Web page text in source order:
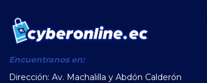
Encuentranos en:
Dirección: Av. Machalilla y Abdón Calderón